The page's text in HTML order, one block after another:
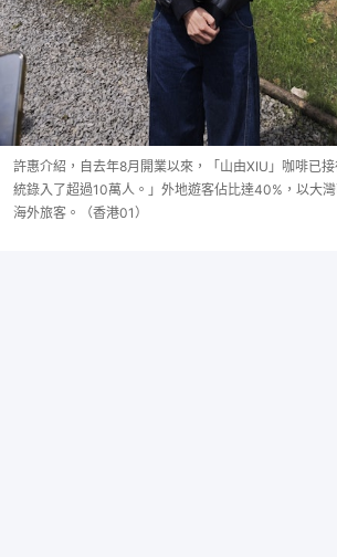
許惠介紹，自去年8月開業以來，「山由XIU」咖啡已
統錄入了超過10萬人。」外地遊客佔比達40%，以大
海外旅客。（香港01）